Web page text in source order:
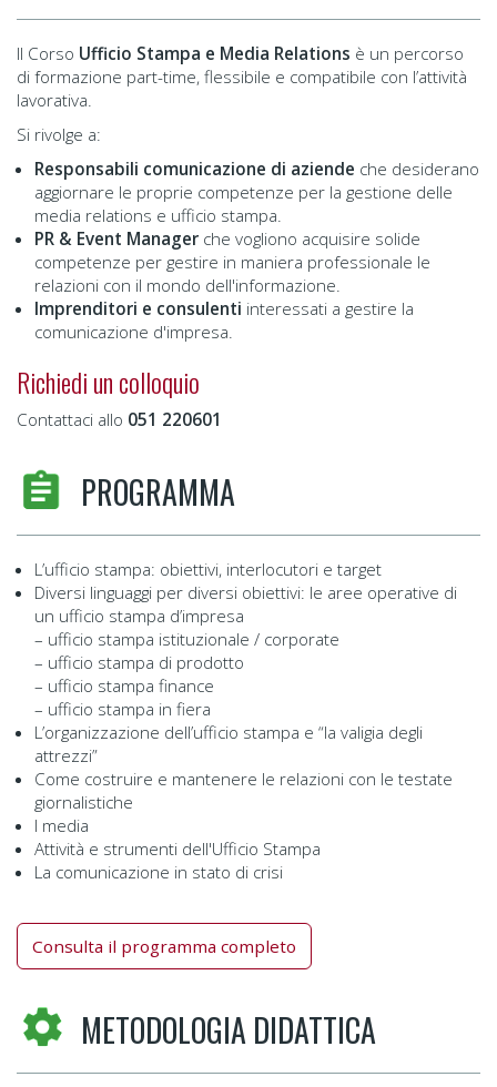
Il Corso Ufficio Stampa e Media Relations è un percorso
di formazione part-time, flessibile e compatibile con l’attività
lavorativa.
Si rivolge a:
Responsabili comunicazione di aziende che desiderano
aggiornare le proprie competenze per la gestione delle
media relations e ufficio stampa.
PR & Event Manager che vogliono acquisire solide
competenze per gestire in maniera professionale le
relazioni con il mondo dell'informazione.
Imprenditori e consulenti interessati a gestire la
comunicazione d'impresa.
Richiedi un colloquio
Contattaci allo 051 220601
PROGRAMMA
L’ufficio stampa: obiettivi, interlocutori e target
Diversi linguaggi per diversi obiettivi: le aree operative di
un ufficio stampa d’impresa
– ufficio stampa istituzionale / corporate
– ufficio stampa di prodotto
– ufficio stampa finance
– ufficio stampa in fiera
L’organizzazione dell’ufficio stampa e “la valigia degli
attrezzi”
Come costruire e mantenere le relazioni con le testate
giornalistiche
I media
Attività e strumenti dell'Ufficio Stampa
La comunicazione in stato di crisi
Consulta il programma completo
METODOLOGIA DIDATTICA